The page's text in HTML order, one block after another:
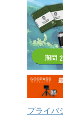
プライバ